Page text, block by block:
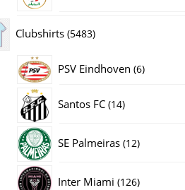
Clubshirts 54835483
producten
PSV Eindhoven 66
Santos FC 1414
SE Palmeiras 1212
Inter Miami 126126